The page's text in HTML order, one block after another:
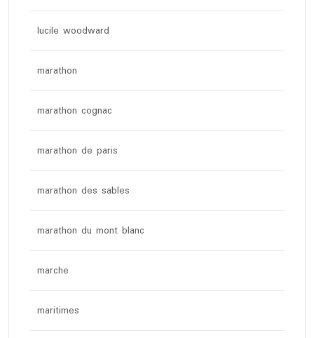
lucile woodward
marathon
marathon cognac
marathon de paris
marathon des sables
marathon du mont blanc
marche
maritimes